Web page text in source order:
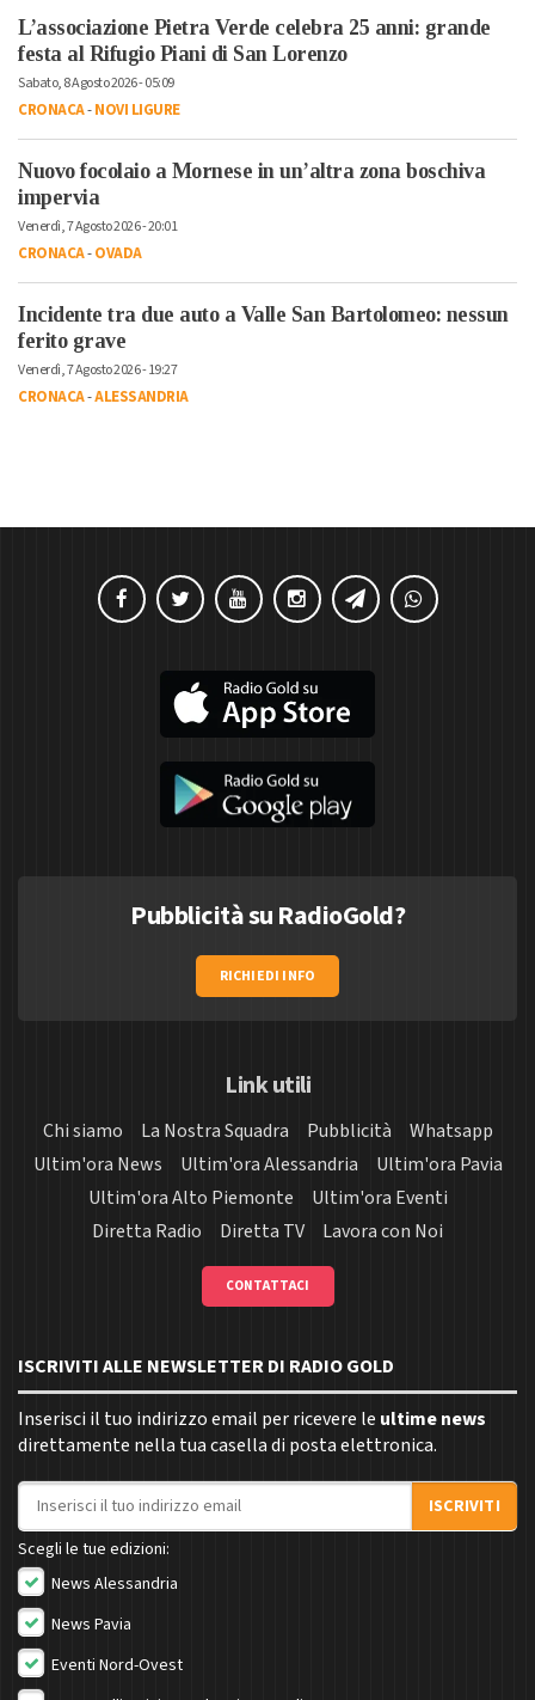
L’associazione Pietra Verde celebra 25 anni: grande
festa al Rifugio Piani di San Lorenzo
Sabato, 8 Agosto 2026 - 05:09
CRONACA-NOVI LIGURE
Nuovo focolaio a Mornese in un’altra zona boschiva
impervia
Venerdì, 7 Agosto 2026 - 20:01
CRONACA-OVADA
Incidente tra due auto a Valle San Bartolomeo: nessun
ferito grave
Venerdì, 7 Agosto 2026 - 19:27
CRONACA-ALESSANDRIA
Pubblicità su RadioGold?
RICHIEDI INFO
Link utili
Chi siamo La Nostra Squadra Pubblicità
Whatsapp
Ultim'ora News
Ultim'ora Alessandria
Ultim'ora Pavia
Ultim'ora Alto Piemonte
Ultim'ora Eventi
Diretta Radio
Diretta TV Lavora con Noi
CONTATTACI
ISCRIVITI ALLE NEWSLETTER DI RADIO GOLD
Inserisci il tuo indirizzo email per ricevere le ultime news
direttamente nella tua casella di posta elettronica.
Indirizzo email
ISCRIVITI
Scegli le tue edizioni:
News Alessandria
News Pavia
Eventi Nord-Ovest